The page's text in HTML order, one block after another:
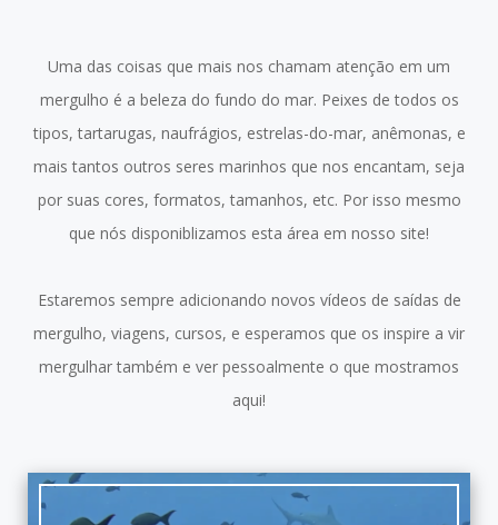
Uma das coisas que mais nos chamam atenção em um
mergulho é a beleza do fundo do mar. Peixes de todos os
tipos, tartarugas, naufrágios, estrelas-do-mar, anêmonas, e
mais tantos outros seres marinhos que nos encantam, seja
por suas cores, formatos, tamanhos, etc. Por isso mesmo
que nós disponiblizamos esta área em nosso site!
Estaremos sempre adicionando novos vídeos de saídas de
mergulho, viagens, cursos, e esperamos que os inspire a vir
mergulhar também e ver pessoalmente o que mostramos
aqui!